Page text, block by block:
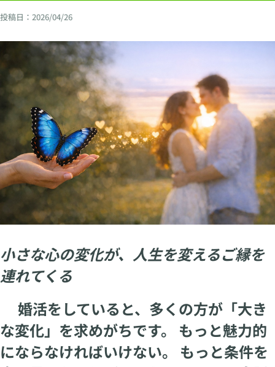
投稿日： 2026/04/26
小さな心の変化が、人生を変えるご縁を
連れてくる
婚活をしていると、多くの方が「大き
な変化」を求めがちです。 もっと魅力的
にならなければいけない。 もっと条件を